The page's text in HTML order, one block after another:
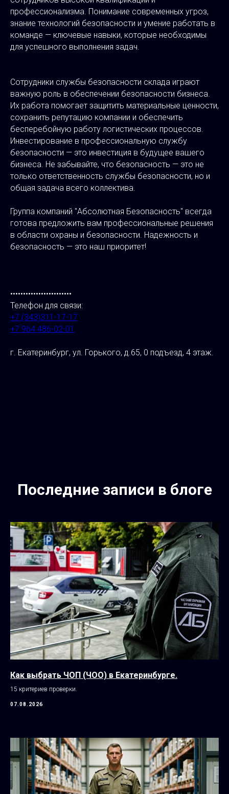
профессионализма. Понимание современных угроз,
знание технологий безопасности и умение работать в
команде — ключевые навыки, которые необходимы
для успешного выполнения задач.
Сотрудники службы безопасности склада играют
важную роль в обеспечении безопасности бизнеса.
Их работа помогает защитить материальные ценности,
сохранить репутацию компании и обеспечить
бесперебойную работу логистических процессов.
Инвестирование в профессиональную службу
безопасности — это инвестиция в будущее вашего
бизнеса. Не забывайте, что безопасность — это не
только ответственность службы безопасности, но и
общая задача всего коллектива.
Группа компаний "Абсолютная Безопасность" всегда
готова предложить вам профессиональные решения
в области охраны и безопасности. Надежность и
безопасность — это наш приоритет!
••••••••••••••••••••••••
Телефон для связи:
+7 (343)311-17-17
+7 964 486-02-01
г. Екатеринбург, ул. Горького, д.65, 0 подъезд, 4 этаж.
Последние записи в блоге
Как выбрать ЧОП (ЧОО) в Екатеринбурге.
15 критериев проверки.
07.08.2026